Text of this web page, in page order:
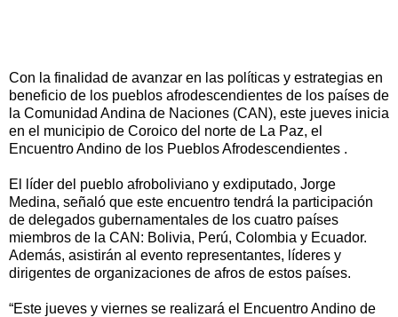
Con la finalidad de avanzar en las políticas y estrategias en
beneficio de los pueblos afrodescendientes de los países de
la Comunidad Andina de Naciones (CAN), este jueves inicia
en el municipio de Coroico del norte de La Paz, el
Encuentro Andino de los Pueblos Afrodescendientes .
El líder del pueblo afroboliviano y exdiputado, Jorge
Medina, señaló que este encuentro tendrá la participación
de delegados gubernamentales de los cuatro países
miembros de la CAN: Bolivia, Perú, Colombia y Ecuador.
Además, asistirán al evento representantes, líderes y
dirigentes de organizaciones de afros de estos países.
“Este jueves y viernes se realizará el Encuentro Andino de